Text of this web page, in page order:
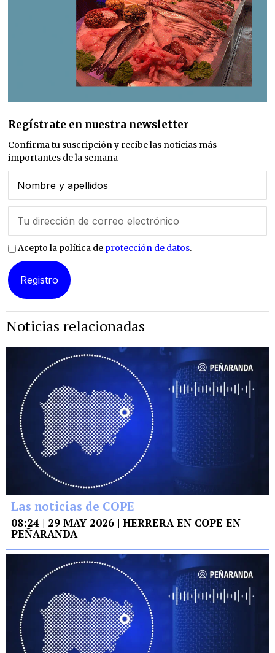
Regístrate en nuestra newsletter
Confirma tu suscripción y recibe las noticias más
importantes de la semana
Acepto la política de protección de datos.
Noticias relacionadas
Las noticias de COPE
08:24 | 29 MAY 2026 | HERRERA EN COPE EN
PEÑARANDA